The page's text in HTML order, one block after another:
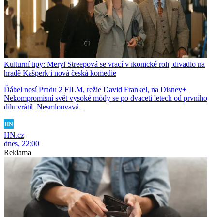
Kulturní tipy: Meryl Streepová se vrací v ikonické roli, divadlo na
hradě Kašperk i nová česká komedie
Ďábel nosí Pradu 2 FILM, režie David Frankel, na Disney+
Nekompromisní svět vysoké módy se po dvaceti letech od prvního
dílu vrátil. Nesmlouvavá...
HN.cz
dnes, 22:00
Reklama